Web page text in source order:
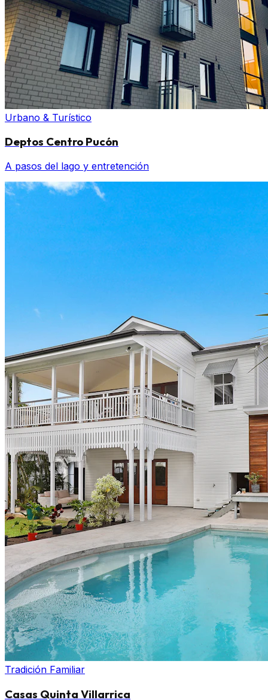
Urbano & Turístico
Deptos Centro Pucón
A pasos del lago y entretención
Tradición Familiar
Casas Quinta Villarrica